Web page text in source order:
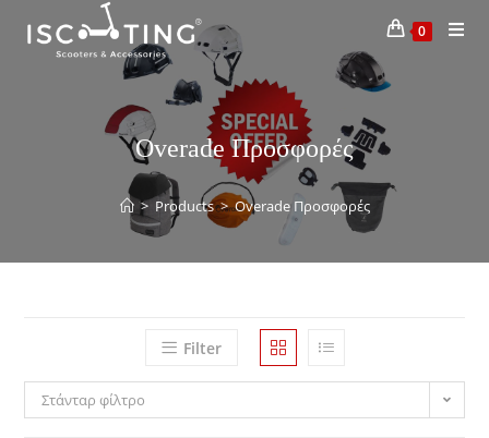
0
Overade Προσφορές
> Products > Overade Προσφορές
Filter
Στάνταρ φίλτρο